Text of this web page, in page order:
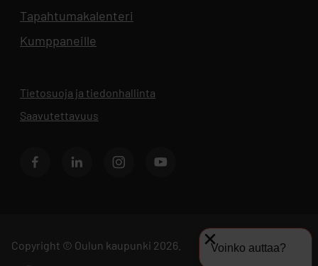
Tapahtumakalenteri
Kumppaneille
Tietosuoja ja tiedonhallinta
Saavutettavuus
FacebookLinkedIn InstagramYoutube
Copyright © Oulun kaupunki 2026. Voinko auttaa?